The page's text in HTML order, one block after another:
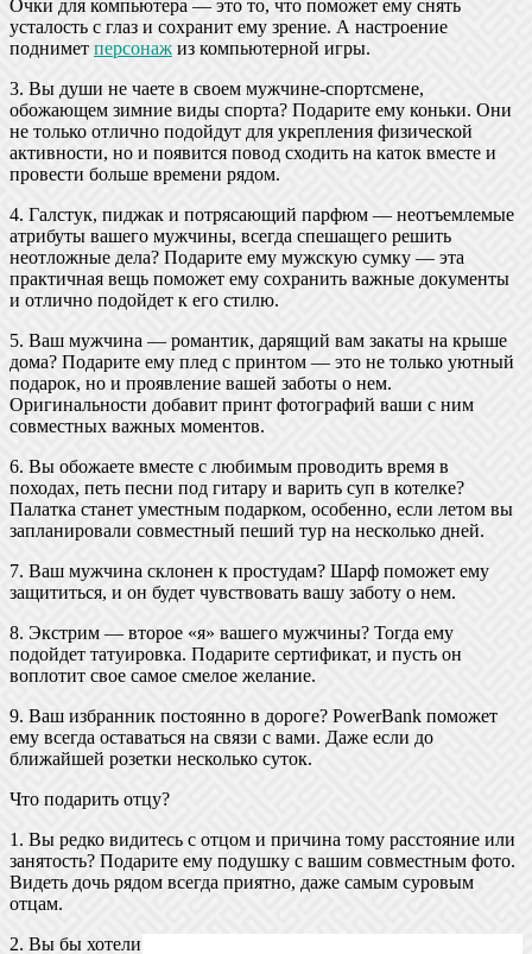
Очки для компьютера — это то, что поможет ему снять
усталость с глаз и сохранит ему зрение. А настроение
поднимет персонаж из компьютерной игры.
3. Вы души не чаете в своем мужчине-спортсмене,
обожающем зимние виды спорта? Подарите ему коньки. Они
не только отлично подойдут для укрепления физической
активности, но и появится повод сходить на каток вместе и
провести больше времени рядом.
4. Галстук, пиджак и потрясающий парфюм — неотъемлемые
атрибуты вашего мужчины, всегда спешащего решить
неотложные дела? Подарите ему мужскую сумку — эта
практичная вещь поможет ему сохранить важные документы
и отлично подойдет к его стилю.
5. Ваш мужчина — романтик, дарящий вам закаты на крыше
дома? Подарите ему плед с принтом — это не только уютный
подарок, но и проявление вашей заботы о нем.
Оригинальности добавит принт фотографий ваши с ним
совместных важных моментов.
6. Вы обожаете вместе с любимым проводить время в
походах, петь песни под гитару и варить суп в котелке?
Палатка станет уместным подарком, особенно, если летом вы
запланировали совместный пеший тур на несколько дней.
7. Ваш мужчина склонен к простудам? Шарф поможет ему
защититься, и он будет чувствовать вашу заботу о нем.
8. Экстрим — второе «я» вашего мужчины? Тогда ему
подойдет татуировка. Подарите сертификат, и пусть он
воплотит свое самое смелое желание.
9. Ваш избранник постоянно в дороге? PowerBank поможет
ему всегда оставаться на связи с вами. Даже если до
ближайшей розетки несколько суток.
Что подарить отцу?
1. Вы редко видитесь с отцом и причина тому расстояние или
занятость? Подарите ему подушку с вашим совместным фото.
Видеть дочь рядом всегда приятно, даже самым суровым
отцам.
2. Вы бы хотели